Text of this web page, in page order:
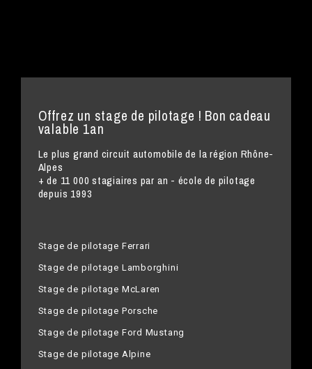
Offrez un stage de pilotage ! Bon cadeau
valable 1an
Le plus grand circuit automobile de la région Rhône-
Alpes
+ de 11 000 stagiaires par an - école de pilotage
depuis 1993
Stage de pilotage Ferrari
Stage de pilotage Lamborghini
Stage de pilotage McLaren
Stage de pilotage Porsche
Stage de pilotage Ford Mustang
Stage de pilotage Alpine